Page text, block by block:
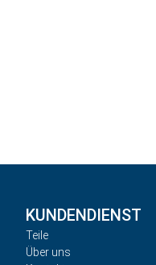
KUNDENDIENST
Teile
Über uns